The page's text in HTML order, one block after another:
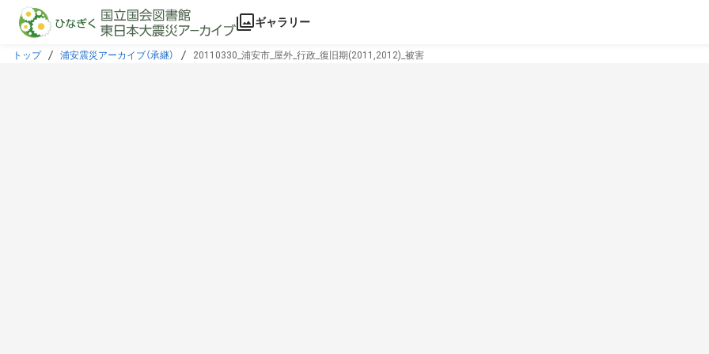
本文に飛ぶ
ギャラリー
トップ 浦安震災アーカイブ（承継） 20110330_浦安市_屋外_行政_復旧期(2011,2012)_被害